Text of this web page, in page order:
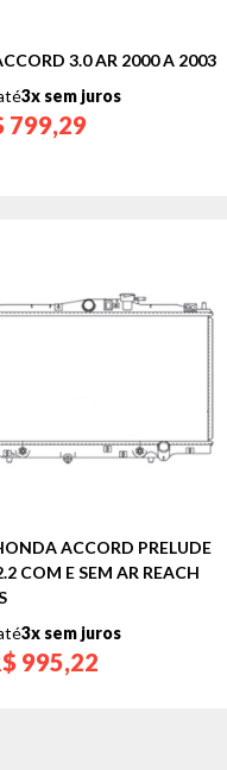
3.0 AR 2000 A 2003
3x sem juros
799,29
ACCORD PRELUDE
COM E SEM AR REACH
3x sem juros
995,22